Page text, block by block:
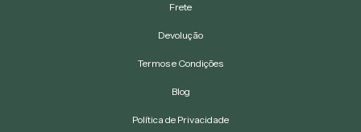
Frete
Devolução
Termos e Condições
Blog
Política de Privacidade